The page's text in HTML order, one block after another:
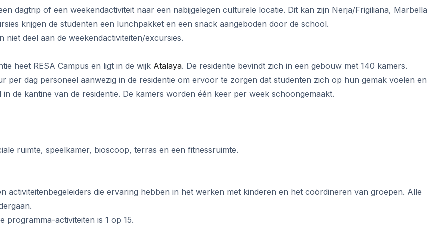
dagtrip of een weekendactiviteit naar een nabijgelegen culturele locatie. Dit kan zijn Nerja/Frigiliana, Marbella
krijgen de studenten een lunchpakket en een snack aangeboden door de school.
deel aan de weekendactiviteiten/excursies.
heet RESA Campus en ligt in de wijk Atalaya. De residentie bevindt zich in een gebouw met 140 kamers.
per dag personeel aanwezig in de residentie om ervoor te zorgen dat studenten zich op hun gemak voelen en
de kantine van de residentie. De kamers worden één keer per week schoongemaakt.
ruimte, speelkamer, bioscoop, terras en een fitnessruimte.
activiteitenbegeleiders die ervaring hebben in het werken met kinderen en het coördineren van groepen. Alle
programma-activiteiten is 1 op 15.